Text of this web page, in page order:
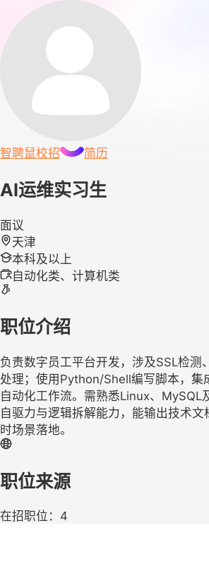
智聘鼠校招 简历
AI运维实习生
面议
天津
本科及以上
自动化类、计算机类
职位介绍
负责数字员工平台开发，涉及SSL检测
处理；使用Python/Shell编写脚本，集
自动化工作流。需熟悉Linux、MySQL
自驱力与逻辑拆解能力，能输出技术文
时场景落地。
职位来源
在招职位：4